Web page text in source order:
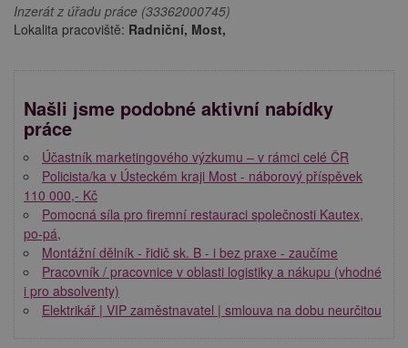
Inzerát z úřadu práce (33362000745)
Lokalita pracoviště: Radniční, Most,
Našli jsme podobné aktivní nabídky
práce
Účastník marketingového výzkumu – v rámci celé ČR
Policista/ka v Ústeckém kraji Most - náborový příspěvek
110 000,- Kč
Pomocná síla pro firemní restauraci společnosti Kautex,
po-pá,
Montážní dělník - řidič sk. B - i bez praxe - zaučíme
Pracovník / pracovnice v oblasti logistiky a nákupu (vhodné
i pro absolventy)
Elektrikář | VIP zaměstnavatel | smlouva na dobu neurčitou